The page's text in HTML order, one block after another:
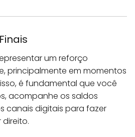
um reforço
principalmente em momentos
é fundamental que você
acompanhe os saldos
canais digitais para fazer
direito.